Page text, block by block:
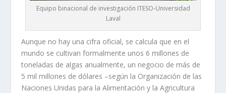
Equipo binacional de investigación ITESO-Universidad
Laval
Aunque no hay una cifra oficial, se calcula que en el
mundo se cultivan formalmente unos 6 millones de
toneladas de algas anualmente, un negocio de más de
5 mil millones de dólares –según la Organización de las
Naciones Unidas para la Alimentación y la Agricultura